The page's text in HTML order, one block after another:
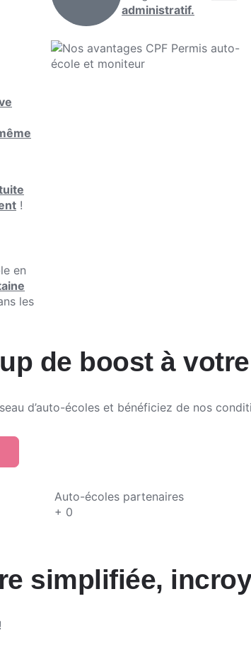
administratif.
!
en
les
de boost à
d’auto-écoles et bénéficiez de nos
Auto-écoles partenaires
+ 0
simplifiée,